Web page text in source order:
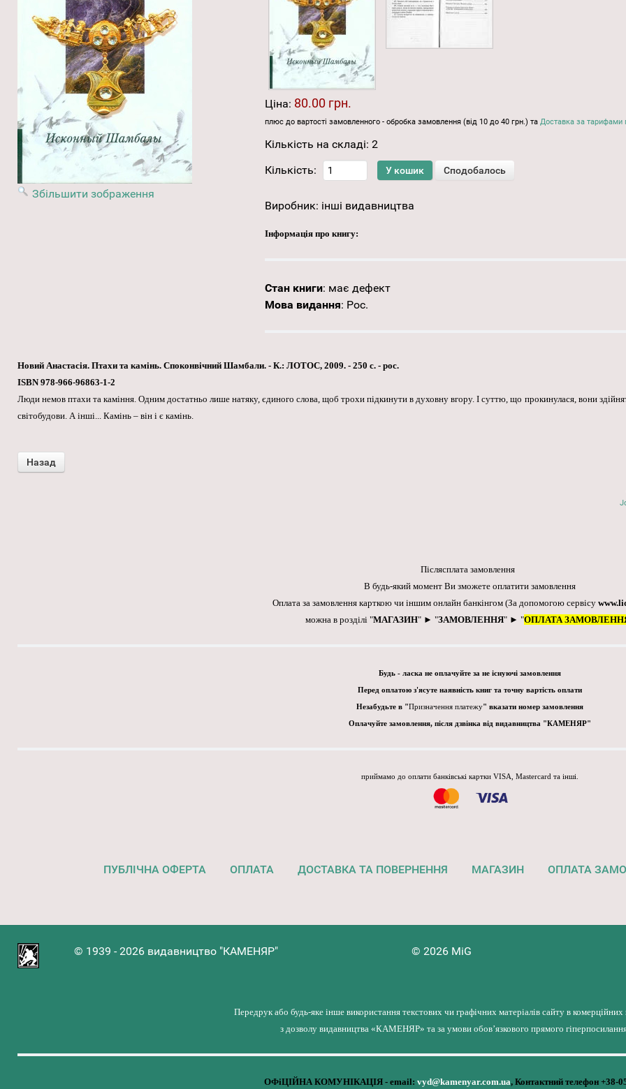
Збільшити зображення
Ціна: 80.00 грн.
плюс до вартості замовленного - обробка замовлення (від 10 до 40 грн.) та Доставка за тарифами
Кількість на складі: 2
Кількість:
Виробник: інші видавництва
Інформація про книгу:
Стан книги: має дефект
Мова видання: Рос.
Новий Анастасія. Птахи та камінь. Споконвічний Шамбали. - К.: ЛОТОС, 2009. - 250 с. - рос.
ISBN 978-966-96863-1-2
Люди немов птахи та каміння. Одним достатньо лише натяку, єдиного слова, щоб трохи підкинути в духовну вгору. І суттю, що прокинулася, вони
світобудови. А інші... Камінь – він і є камінь.
Післясплата замовлення
В будь-який момент Ви зможете оплатити замовлення
Оплата за замовлення карткою чи іншим онлайн банкінгом (За допомогою сервісу
можна в розділі "МАГАЗИН" ► "ЗАМОВЛЕННЯ" ► "ОПЛАТА
Будь - ласка не оплачуйте за не існуючі замовлення
Перед оплатою з'ясуте наявність книг та точну вартість оплати
Незабудьте в "Призначення платежу" вказати номер замовлення
Оплачуйте замовлення, після дзвінка від видавництва "КАМЕНЯР"
приймамо до оплати банківські картки VISA, Mastercard та інші.
ПУБЛІЧНА ОФЕРТА ОПЛАТА ДОСТАВКА ТА ПОВЕРНЕННЯ МАГАЗИН ОПЛАТА
© 1939 - 2026 видавництво "КАМЕНЯР" © 2026 MiG
Передрук або будь-яке інше використання текстових чи графічних матеріалів сайту в
з дозволу видавництва «КАМЕНЯР» та за умови обов’язкового прямого
ОФіЦІЙНА КОМУНІКАЦІЯ - email: vyd@kamenyar.com.ua, Контактний телефон +38-